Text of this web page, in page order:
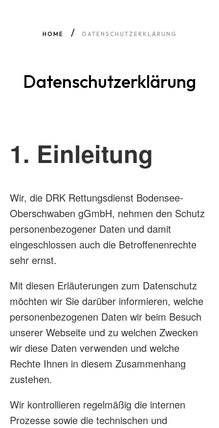
HOME DATENSCHUTZERKLÄRUNG
Datenschutzerklärung
1. Einleitung
Wir, die DRK Rettungsdienst Bodensee-
Oberschwaben gGmbH, nehmen den Schutz
personenbezogener Daten und damit
eingeschlossen auch die Betroffenenrechte
sehr ernst.
Mit diesen Erläuterungen zum Datenschutz
möchten wir Sie darüber informieren, welche
personenbezogenen Daten wir beim Besuch
unserer Webseite und zu welchen Zwecken
wir diese Daten verwenden und welche
Rechte Ihnen in diesem Zusammenhang
zustehen.
Wir kontrollieren regelmäßig die internen
Prozesse sowie die technischen und